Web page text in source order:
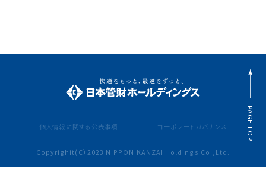
個人情報に関する公表事項 コーポレートガバナンス
Copyrighit(C）2023 NIPPON KANZAI Holdings Co.,Ltd.
PAGE TOP